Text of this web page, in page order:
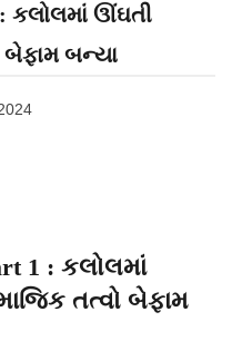
કલોલમાં ઊંઘતી
બેફામ બન્યા
1 : કલોલમાં
તત્વો બેફામ